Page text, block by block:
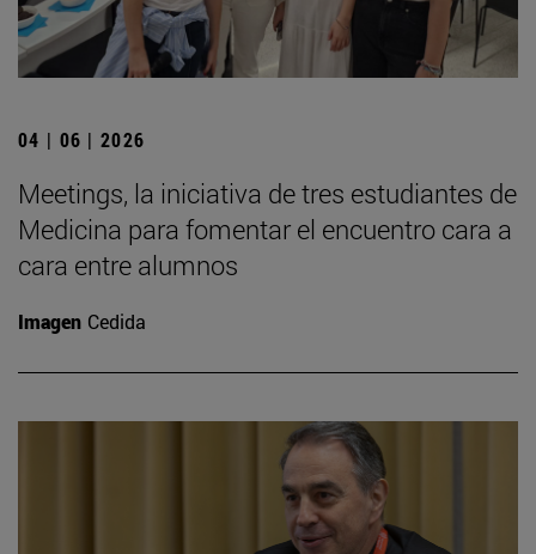
04 | 06 | 2026
Meetings, la iniciativa de tres estudiantes de
Medicina para fomentar el encuentro cara a
cara entre alumnos
Imagen Cedida